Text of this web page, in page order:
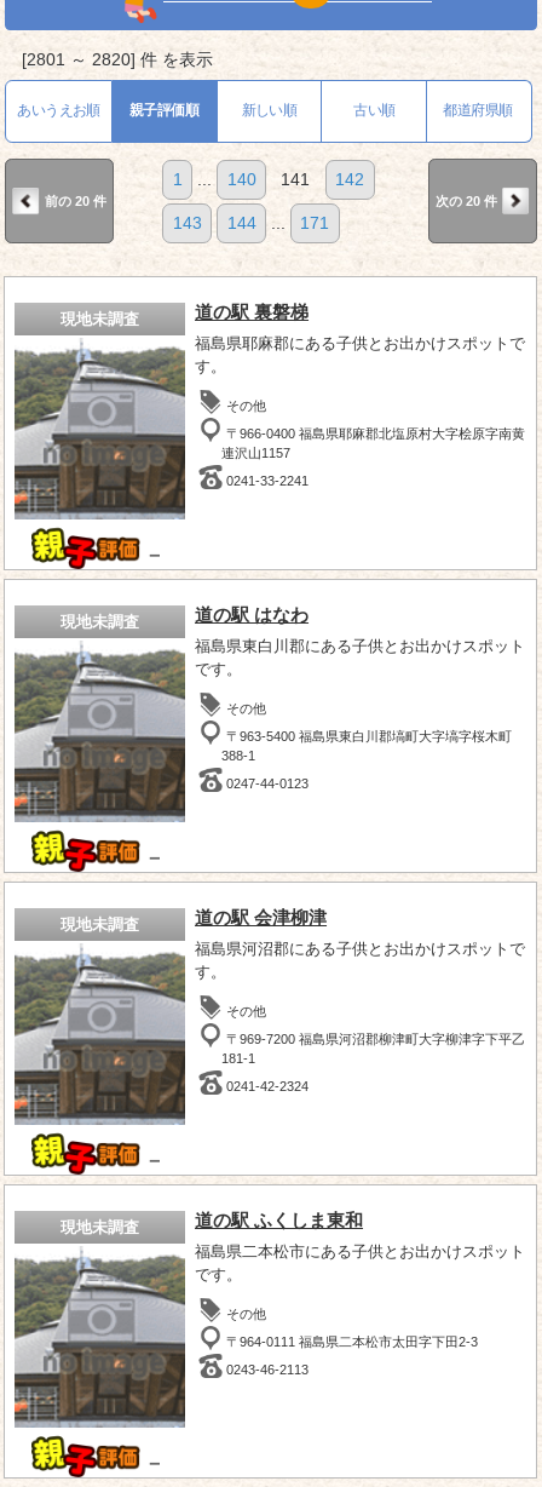
[2801 ～ 2820] 件 を表示
あいうえお順 親子評価順 新しい順 古い順 都道府県順
前の 20 件
1 ... 140 141 142
143 144 ... 171
次の 20 件
現地未調査
－
道の駅 裏磐梯
福島県耶麻郡にある子供とお出かけスポットで
す。
その他
〒966-0400 福島県耶麻郡北塩原村大字桧原字南黄
連沢山1157
0241-33-2241
現地未調査
－
道の駅 はなわ
福島県東白川郡にある子供とお出かけスポット
です。
その他
〒963-5400 福島県東白川郡塙町大字塙字桜木町
388-1
0247-44-0123
現地未調査
－
道の駅 会津柳津
福島県河沼郡にある子供とお出かけスポットで
す。
その他
〒969-7200 福島県河沼郡柳津町大字柳津字下平乙
181-1
0241-42-2324
現地未調査
－
道の駅 ふくしま東和
福島県二本松市にある子供とお出かけスポット
です。
その他
〒964-0111 福島県二本松市太田字下田2-3
0243-46-2113